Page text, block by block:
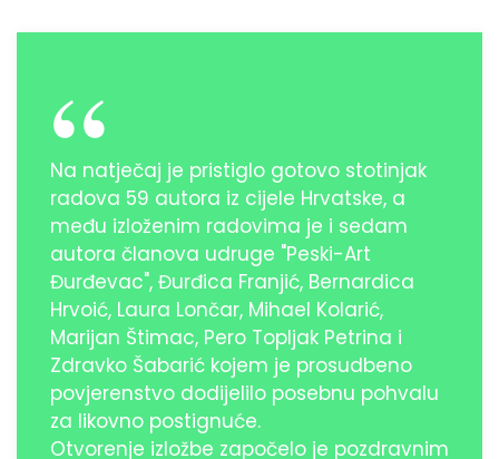
Na natječaj je pristiglo gotovo stotinjak
radova 59 autora iz cijele Hrvatske, a
među izloženim radovima je i sedam
autora članova udruge "Peski-Art
Đurđevac", Đurđica Franjić, Bernardica
Hrvoić, Laura Lončar, Mihael Kolarić,
Marijan Štimac, Pero Topljak Petrina i
Zdravko Šabarić kojem je prosudbeno
povjerenstvo dodijelilo posebnu pohvalu
za likovno postignuće.
Otvorenje izložbe započelo je pozdravnim